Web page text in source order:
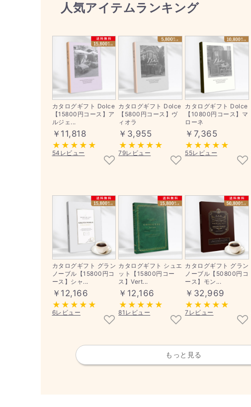
人気アイテムランキング
カタログギフト Dolce
【15800円コース】ア
ルジェ...
￥11,818
54レビュー
カタログギフト Dolce
【5800円コース】ヴ
ィオラ
￥3,955
79レビュー
カタログギフト Dolce
【10800円コース】マ
ローネ
￥7,365
55レビュー
カタログギフト グラン
ノーブル【15800円コ
ース】シャ...
￥12,166
6レビュー
カタログギフト シュエ
ット【15800円コー
ス】Vert...
￥12,166
81レビュー
カタログギフト グラン
ノーブル【50800円コ
ース】モン...
￥32,969
7レビュー
もっと見る